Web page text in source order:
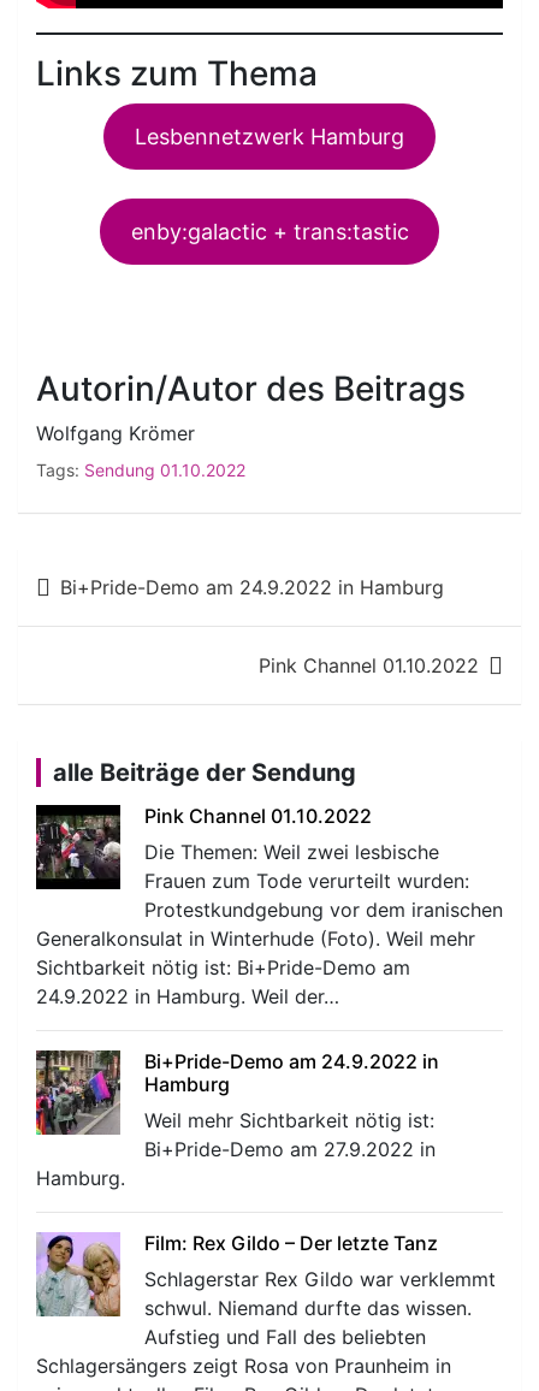
Links zum Thema
Lesbennetzwerk Hamburg
enby:galactic + trans:tastic
Autorin/Autor des Beitrags
Wolfgang Krömer
Tags: Sendung 01.10.2022
Beitragsnavigation
Bi+Pride-Demo am 24.9.2022 in Hamburg
Pink Channel 01.10.2022
alle Beiträge der Sendung
Pink Channel 01.10.2022
Die Themen: Weil zwei lesbische
Frauen zum Tode verurteilt wurden:
Protestkundgebung vor dem iranischen
Generalkonsulat in Winterhude (Foto). Weil mehr
Sichtbarkeit nötig ist: Bi+Pride-Demo am
24.9.2022 in Hamburg. Weil der…
Bi+Pride-Demo am 24.9.2022 in
Hamburg
Weil mehr Sichtbarkeit nötig ist:
Bi+Pride-Demo am 27.9.2022 in
Hamburg.
Film: Rex Gildo – Der letzte Tanz
Schlagerstar Rex Gildo war verklemmt
schwul. Niemand durfte das wissen.
Aufstieg und Fall des beliebten
Schlagersängers zeigt Rosa von Praunheim in